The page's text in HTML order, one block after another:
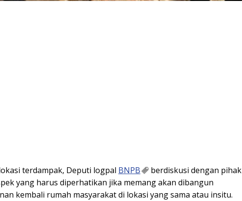
terdampak, Deputi logpal BNPB
berdiskusi dengan pihak
yang harus diperhatikan jika memang akan dibangun
kembali rumah masyarakat di lokasi yang sama atau insitu.